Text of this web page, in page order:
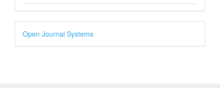
Desenvolvido
por
Open Journal Systems